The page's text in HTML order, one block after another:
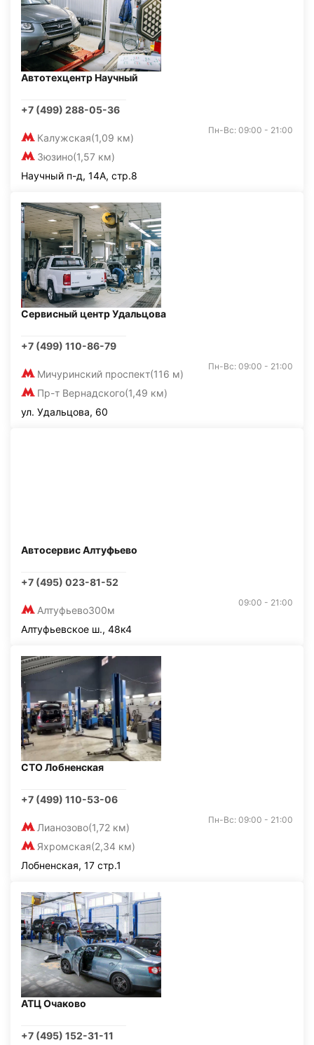
Автотехцентр Научный
+7 (499) 288-05-36
Калужская(1,09 км)
Зюзино(1,57 км)
Пн-Вс: 09:00 - 21:00
Научный п-д, 14А, стр.8
Сервисный центр Удальцова
+7 (499) 110-86-79
Мичуринский проспект(116 м)
Пр-т Вернадского(1,49 км)
Пн-Вс: 09:00 - 21:00
ул. Удальцова, 60
Автосервис Алтуфьево
+7 (495) 023-81-52
Алтуфьево300м
09:00 - 21:00
Алтуфьевское ш., 48к4
СТО Лобненская
+7 (499) 110-53-06
Лианозово(1,72 км)
Яхромская(2,34 км)
Пн-Вс: 09:00 - 21:00
Лобненская, 17 стр.1
АТЦ Очаково
+7 (495) 152-31-11